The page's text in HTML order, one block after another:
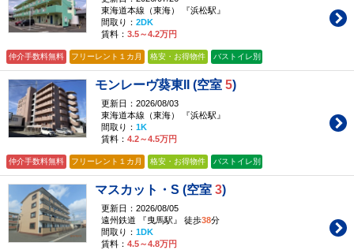
東海道本線（東海） 『浜松駅』
間取り： 2DK
賃料： 3.5～4.2万円
仲介手数料無料 フリーレント１カ月 格安・お得物件 バストイレ別
モンレーヴ葵東II (空室 5)
更新日：2026/08/03
東海道本線（東海） 『浜松駅』
間取り： 1K
賃料： 4.2～4.5万円
仲介手数料無料 フリーレント１カ月 格安・お得物件 バストイレ別
マスカット・S (空室 3)
更新日：2026/08/05
遠州鉄道 『曳馬駅』 徒歩38分
間取り： 1DK
賃料： 4.5～4.8万円